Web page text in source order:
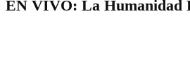
EN VIVO: La Humanidad